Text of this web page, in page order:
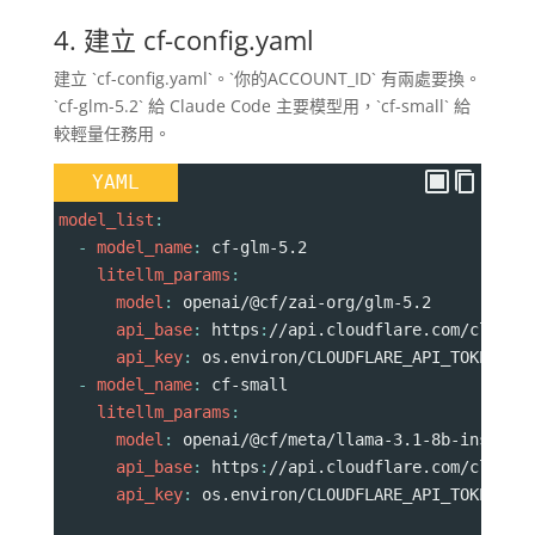
4. 建立 cf-config.yaml
建立 `cf-config.yaml`。`你的ACCOUNT_ID` 有兩處要換。
`cf-glm-5.2` 給 Claude Code 主要模型用，`cf-small` 給
較輕量任務用。
YAML
model_list :
  -
model_name: cf-glm-5.2
    litellm_params
:
      model
: openai/@cf/zai-org/glm-5.2
      api_base
: https : //api.cloudflare.com/client/
      api_key
: os.environ/CLOUDFLARE_API_TOKEN
  -
model_name: cf-small
    litellm_params
:
      model
: openai/@cf/meta/llama-3.1-8b-
      api_base
: https : //api.cloudflare.com/client/
      api_key
: os.environ/CLOUDFLARE_API_TOKEN